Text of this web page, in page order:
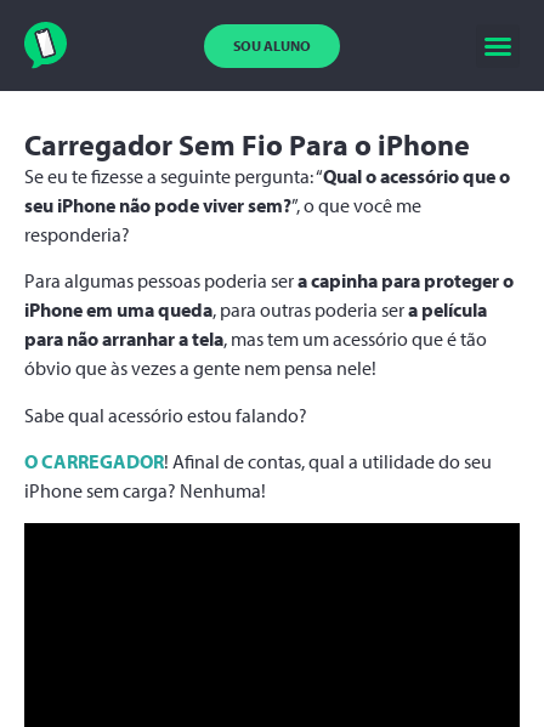
SOU ALUNO
Carregador Sem Fio Para o iPhone
Se eu te fizesse a seguinte pergunta: “Qual o acessório que o
seu iPhone não pode viver sem?”, o que você me
responderia?
Para algumas pessoas poderia sera capinha para proteger o
iPhone em uma queda, para outras poderia sera película
para não arranhar a tela, mas tem um acessório que é tão
óbvio que às vezes a gente nem pensa nele!
Sabe qual acessório estou falando?
O CARREGADOR! Afinal de contas, qual a utilidade do seu
iPhone sem carga? Nenhuma!